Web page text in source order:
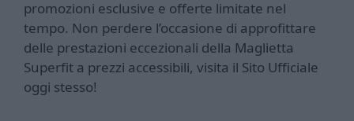
promozioni esclusive e offerte limitate nel
tempo. Non perdere l’occasione di approfittare
delle prestazioni eccezionali della Maglietta
Superfit a prezzi accessibili, visita il Sito Ufficiale
oggi stesso!